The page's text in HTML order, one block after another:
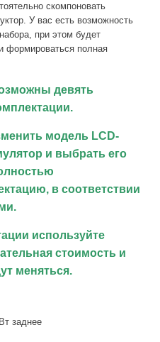
скомпоновать
У вас есть возможность
при этом будет
формироваться полная
девять
модель LCD-
и выбрать его
в соответствии
используйте
стоимость и
меняться.
заднее